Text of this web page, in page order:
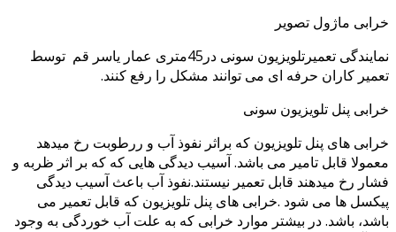
ماژول تصویر
نمایندگی تعمیرتلویزیون سونی در45متری عمار یاسر قم توسط
کاران حرفه ای می توانند مشکل را رفع کنند.
پنل تلویزیون سونی
های پنل تلویزیون که براثر نفوذ آب و ررطوبت رخ میدهد
قابل تامیر می باشد. آسیب دیدگی هایی که که بر اثر ظربه و
رخ میدهند قابل تعمیر نیستند.نفوذ آب باعث آسیب دیدگی
ها می شود .خرابی های پنل تلویزیون که قابل تعمیر می
باشد. در بیشتر موارد خرابی که به علت آب خوردگی به وجود